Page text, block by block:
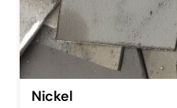
Nickel